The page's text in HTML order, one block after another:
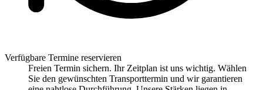
Verfügbare Termine reservieren
Freien Termin sichern. Ihr Zeitplan ist uns wichtig. Wählen
Sie den gewünschten Transporttermin und wir garantieren